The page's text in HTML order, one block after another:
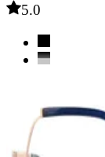
5.0